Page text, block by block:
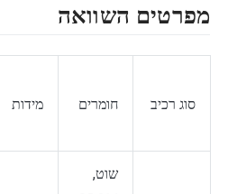
מפרטים השוואה
סוג רכיב חומרים מידות
שוט,